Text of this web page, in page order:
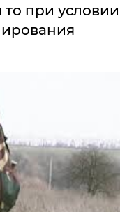
то при условии